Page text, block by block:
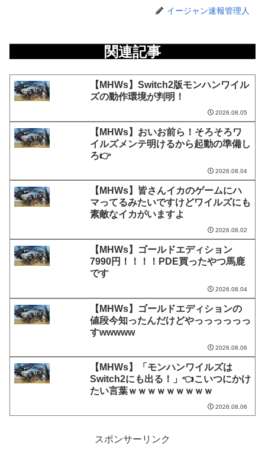
イージャン速報管理人
関連記事
【MHWs】Switch2版モンハンワイル
ズの動作環境が判明！
2026.08.05
【MHWs】おいお前ら！そろそろワ
イルズメンテ明けるから起動の準備し
ろ👉
2026.08.04
【MHWs】皆さんイカのゲームにハ
マってるみたいですけどワイルズにも
素敵なイカがいますよ
2026.08.02
【MHWs】ゴールドエディション
7990円！！！！PDE買ったやつ馬鹿
です
2026.08.04
【MHWs】ゴールドエディションの
値段今知ったんだけどやっっっっっっ
すwwwww
2026.08.06
【MHWs】「モンハンワイルズは
Switch2にも出る！」👈こいつにかけ
たい言葉ｗｗｗｗｗｗｗｗｗ
2026.08.06
スポンサーリンク